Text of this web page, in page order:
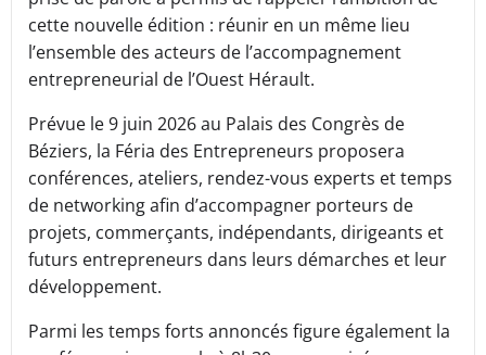
cette nouvelle édition : réunir en un même lieu
l’ensemble des acteurs de l’accompagnement
entrepreneurial de l’Ouest Hérault.
Prévue le 9 juin 2026 au Palais des Congrès de
Béziers, la Féria des Entrepreneurs proposera
conférences, ateliers, rendez-vous experts et temps
de networking afin d’accompagner porteurs de
projets, commerçants, indépendants, dirigeants et
futurs entrepreneurs dans leurs démarches et leur
développement.
Parmi les temps forts annoncés figure également la